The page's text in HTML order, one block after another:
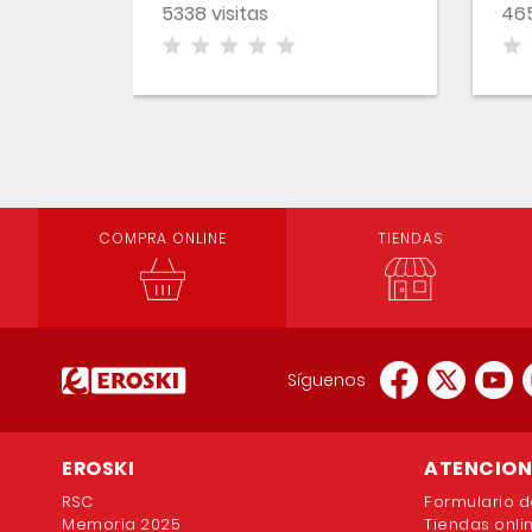
5338 visitas
COMPRA ONLINE TIENDAS
Síguenos
EROSKI
RSC
Memoria 2025
Formulario
Tiendas